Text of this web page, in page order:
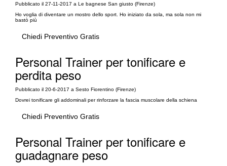
Pubblicato il 27-11-2017 a Le bagnese San giusto (Firenze)
Ho voglia di diventare un mostro dello sport. Ho iniziato da sola, ma sola non mi
bastò più
Chiedi Preventivo Gratis
Personal Trainer per tonificare e
perdita peso
Pubblicato il 20-6-2017 a Sesto Fiorentino (Firenze)
Dovrei tonificare gli addominali per rinforzare la fascia muscolare della schiena
Chiedi Preventivo Gratis
Personal Trainer per tonificare e
guadagnare peso